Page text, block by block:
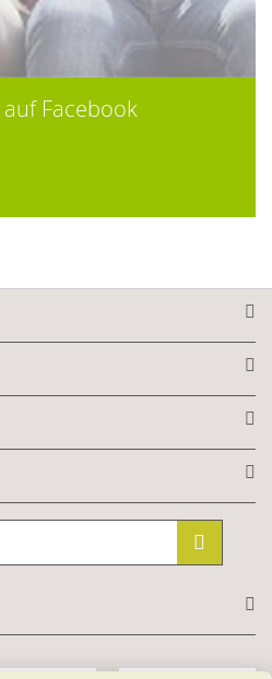
Facebook